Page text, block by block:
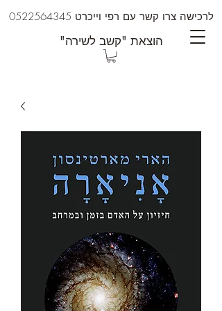
"הוצאת "קשב לשירה
לרכישה צרו קשר עם רפי וייכרט 0522564345